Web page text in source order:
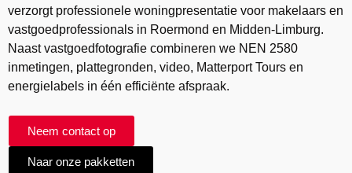
verzorgt professionele woningpresentatie voor makelaars en
vastgoedprofessionals in Roermond en Midden-Limburg.
Naast vastgoedfotografie combineren we NEN 2580
inmetingen, plattegronden, video, Matterport Tours en
energielabels in één efficiënte afspraak.
Neem contact op
Naar onze pakketten